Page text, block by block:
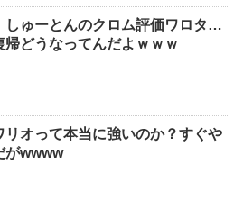
しゅーとんのクロム評価ワロタ…
帰どうなってんだよｗｗｗ
リオって本当に強いのか？すぐや
がwwww